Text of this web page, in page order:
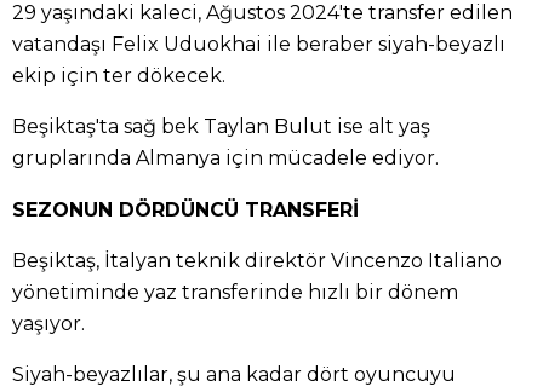
29 yaşındaki kaleci, Ağustos 2024'te transfer edilen
vatandaşı Felix Uduokhai ile beraber siyah-beyazlı
ekip için ter dökecek.
Beşiktaş'ta sağ bek Taylan Bulut ise alt yaş
gruplarında Almanya için mücadele ediyor.
SEZONUN DÖRDÜNCÜ TRANSFERİ
Beşiktaş, İtalyan teknik direktör Vincenzo Italiano
yönetiminde yaz transferinde hızlı bir dönem
yaşıyor.
Siyah-beyazlılar, şu ana kadar dört oyuncuyu